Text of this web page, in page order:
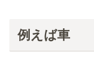
例えば車